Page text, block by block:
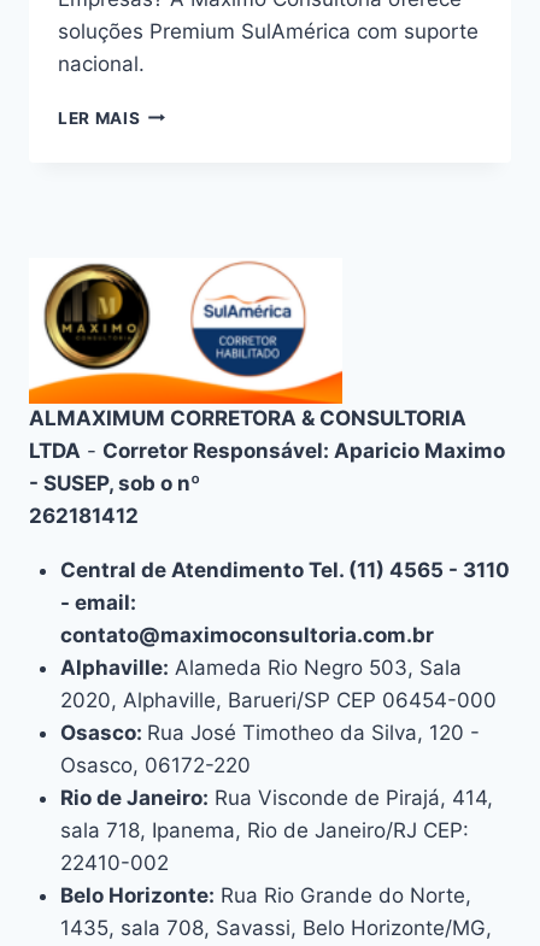
soluções Premium SulAmérica com suporte
nacional.
LER MAIS PLANO
BENEFÍCIOS
PARA
PEQUENAS
EMPRESAS
ALMAXIMUM CORRETORA & CONSULTORIA
LTDA - Corretor Responsável: Aparicio Maximo
- SUSEP, sob o nº
262181412
Central de Atendimento Tel. (11) 4565 - 3110
- email:
contato@maximoconsultoria.com.br
Alphaville: Alameda Rio Negro 503, Sala
2020, Alphaville, Barueri/SP CEP 06454-000
Osasco: Rua José Timotheo da Silva, 120 -
Osasco, 06172-220
Rio de Janeiro: Rua Visconde de Pirajá, 414,
sala 718, Ipanema, Rio de Janeiro/RJ CEP:
22410-002
Belo Horizonte: Rua Rio Grande do Norte,
1435, sala 708, Savassi, Belo Horizonte/MG,